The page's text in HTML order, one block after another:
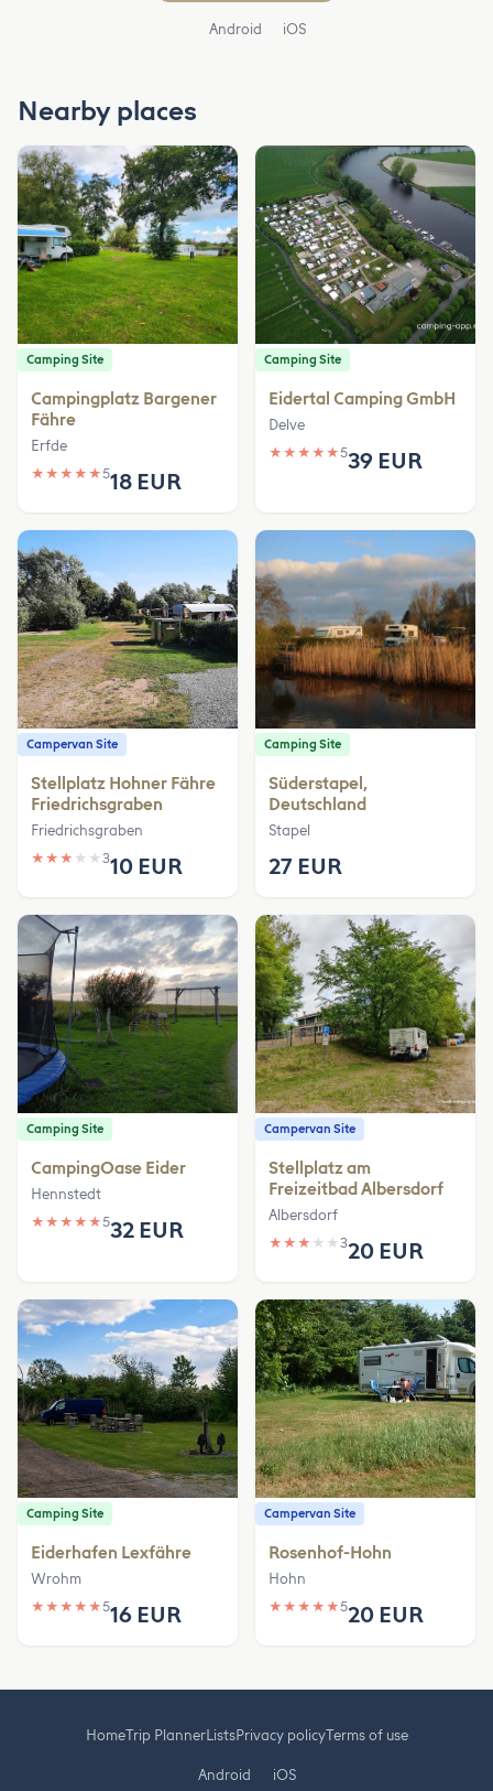
Android iOS
Nearby places
Camping Site
Campingplatz Bargener
Fähre
Erfde
★ ★ ★ ★ ★518 EUR
Camping Site
Eidertal Camping GmbH
Delve
★ ★ ★ ★ ★539 EUR
Campervan Site
Stellplatz Hohner Fähre
Friedrichsgraben
Friedrichsgraben
★ ★ ★ ★ ★ 310 EUR
Camping Site
Süderstapel,
Deutschland
Stapel
27 EUR
Camping Site
CampingOase Eider
Hennstedt
★ ★ ★ ★ ★532 EUR
Campervan Site
Stellplatz am
Freizeitbad Albersdorf
Albersdorf
★ ★ ★ ★ ★ 320 EUR
Camping Site
Eiderhafen Lexfähre
Wrohm
★ ★ ★ ★ ★516 EUR
Campervan Site
Rosenhof-Hohn
Hohn
★ ★ ★ ★ ★520 EUR
HomeTrip PlannerListsPrivacy policyTerms of use
Android iOS